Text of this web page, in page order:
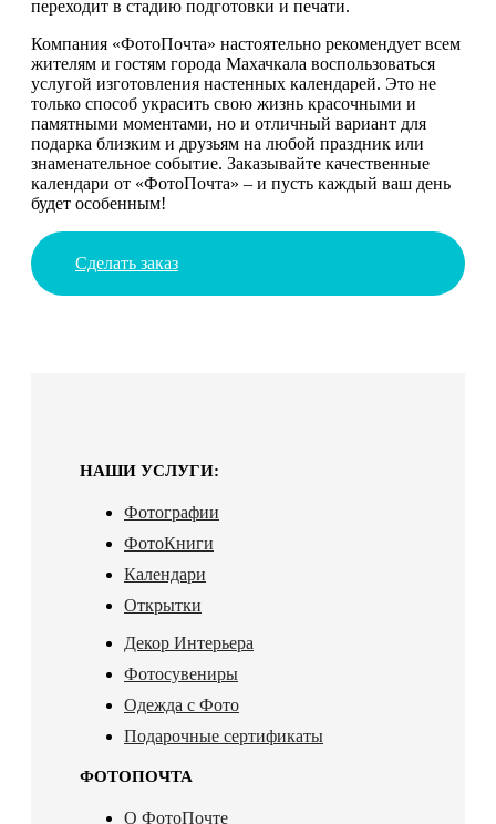
переходит в стадию подготовки и печати.
Компания «ФотоПочта» настоятельно рекомендует всем
жителям и гостям города Махачкала воспользоваться
услугой изготовления настенных календарей. Это не
только способ украсить свою жизнь красочными и
памятными моментами, но и отличный вариант для
подарка близким и друзьям на любой праздник или
знаменательное событие. Заказывайте качественные
календари от «ФотоПочта» – и пусть каждый ваш день
будет особенным!
Сделать заказ
НАШИ УСЛУГИ:
Фотографии
ФотоКниги
Календари
Открытки
Декор Интерьера
Фотосувениры
Одежда с Фото
Подарочные сертификаты
ФОТОПОЧТА
О ФотоПочте